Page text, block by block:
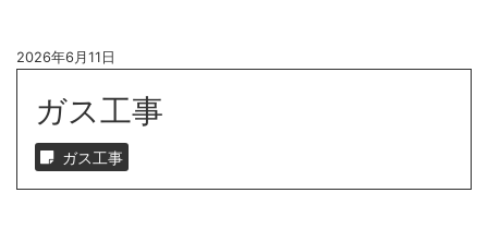
2026年6月11日
ガス工事
ガス工事